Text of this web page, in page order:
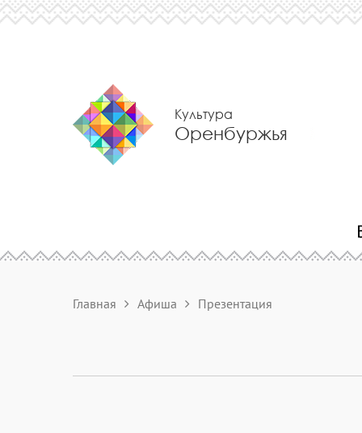
Культура
Оренбуржья
Главная Афиша Презентация